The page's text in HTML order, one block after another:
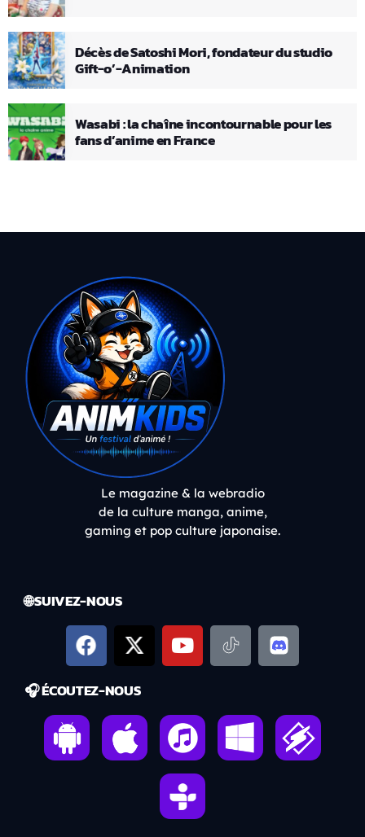
Décès de Satoshi Mori, fondateur du studio
Gift-o’-Animation
Wasabi : la chaîne incontournable pour les
fans d’anime en France
Le magazine & la webradio
de la culture manga, anime,
gaming et pop culture japonaise.
🌐 SUIVEZ-NOUS
🎧 ÉCOUTEZ-NOUS